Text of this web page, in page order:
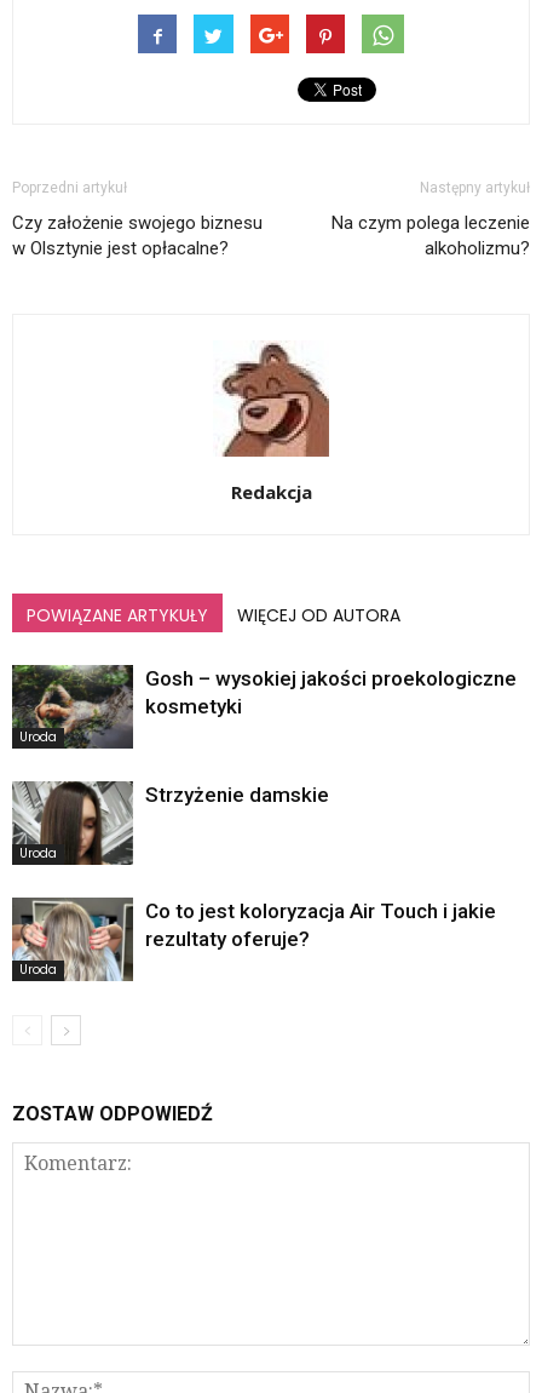
Poprzedni artykuł
Czy założenie swojego biznesu
w Olsztynie jest opłacalne?
Następny artykuł
Na czym polega leczenie
alkoholizmu?
Redakcja
POWIĄZANE ARTYKUŁY WIĘCEJ OD AUTORA
Uroda
Gosh – wysokiej jakości proekologiczne
kosmetyki
Uroda
Strzyżenie damskie
Uroda
Co to jest koloryzacja Air Touch i jakie
rezultaty oferuje?
ZOSTAW ODPOWIEDŹ